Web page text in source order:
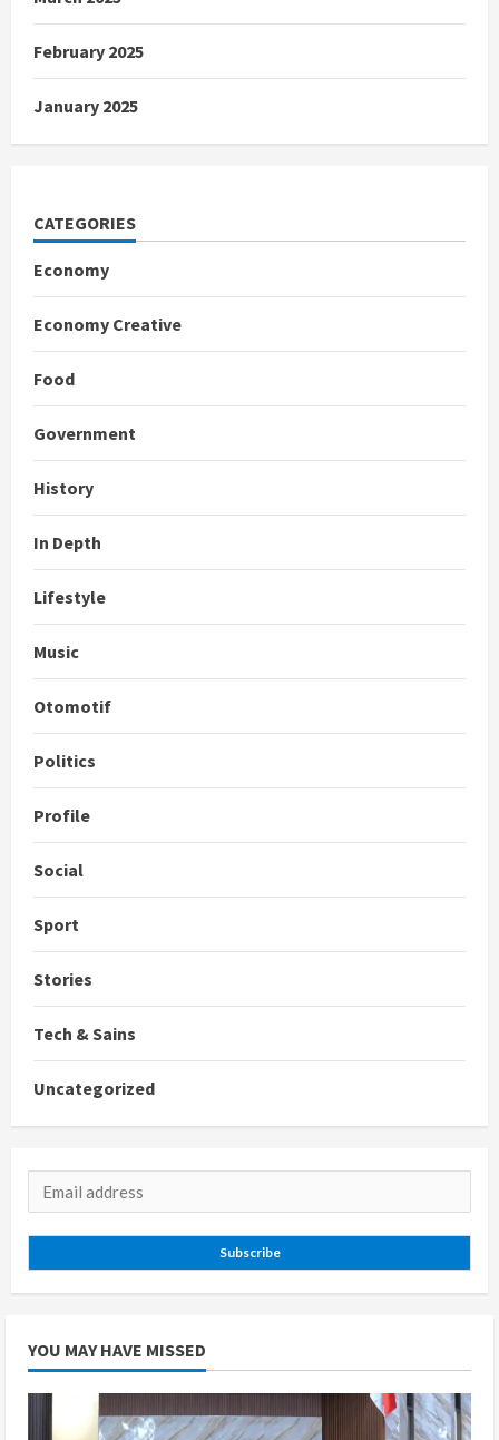
February 2025
January 2025
CATEGORIES
Economy
Economy Creative
Food
Government
History
In Depth
Lifestyle
Music
Otomotif
Politics
Profile
Social
Sport
Stories
Tech & Sains
Uncategorized
Subscribe
YOU MAY HAVE MISSED